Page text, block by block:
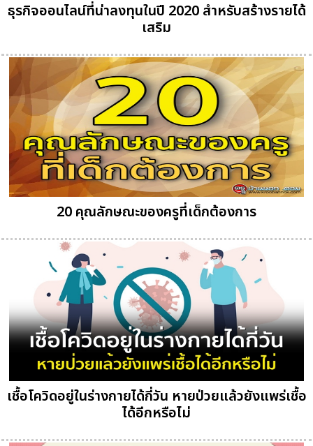
ธุรกิจออนไลน์ที่น่าลงทุนในปี 2020 สำหรับสร้างรายได้
เสริม
20 คุณลักษณะของครูที่เด็กต้องการ
เชื้อโควิดอยู่ในร่างกายได้กี่วัน หายป่วยแล้วยังแพร่เชื้อ
ได้อีกหรือไม่